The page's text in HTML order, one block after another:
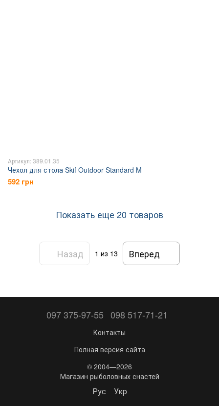
Артикул: 389.01.35
Чехол для стола Skif Outdoor Standard M
592 грн
Показать еще 20 товаров
Назад 1 из 13 Вперед
097 375-97-55 098 517-71-21
Контакты
Полная версия сайта
© 2004—2026
Магазин рыболовных снастей
Рус Укр